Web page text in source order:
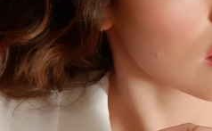
issa™ Teeth Whitening
Français
Polski
Svenska
Türkçe
简体中文